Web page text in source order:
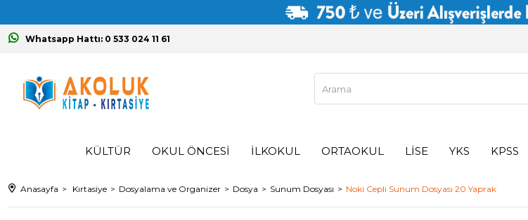
Whatsapp Hattı: 0 533 024 11 61
KÜLTÜR OKUL ÖNCESİ İLKOKUL ORTAOKUL LİSE YKS KPSS
Anasayfa Kırtasiye Dosyalama ve Organizer Dosya Sunum Dosyası Noki Cepli Sunum Dosyası 20 Yaprak